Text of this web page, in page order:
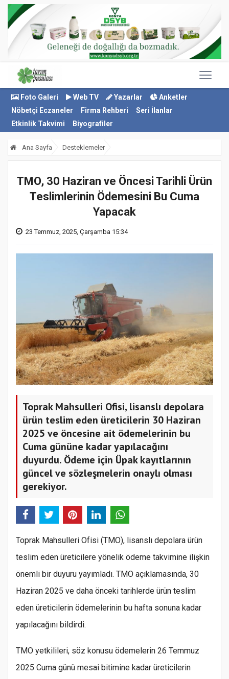
Foto Galeri Web TV Yazarlar
Anketler
Nöbetçi Eczaneler
Firma Rehberi
Seri İlanlar
Etkinlik Takvimi
Biyografiler
Ana Sayfa Desteklemeler
TMO, 30 Haziran ve Öncesi Tarihli Ürün
Teslimlerinin Ödemesini Bu Cuma
Yapacak
23 Temmuz, 2025, Çarşamba 15:34
Toprak Mahsulleri Ofisi, lisanslı depolara
ürün teslim eden üreticilerin 30 Haziran
2025 ve öncesine ait ödemelerinin bu
Cuma gününe kadar yapılacağını
duyurdu. Ödeme için Üpak kayıtlarının
güncel ve sözleşmelerin onaylı olması
gerekiyor.
Toprak Mahsulleri Ofisi (TMO), lisanslı depolara ürün
teslim eden üreticilere yönelik ödeme takvimine ilişkin
önemli bir duyuru yayımladı. TMO açıklamasında, 30
Haziran 2025 ve daha önceki tarihlerde ürün teslim
eden üreticilerin ödemelerinin bu hafta sonuna kadar
yapılacağını bildirdi.
TMO yetkilileri, söz konusu ödemelerin 26 Temmuz
2025 Cuma günü mesai bitimine kadar üreticilerin